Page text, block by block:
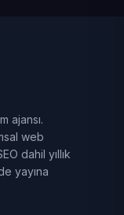
ajansı.
web
dahil yıllık
yayına